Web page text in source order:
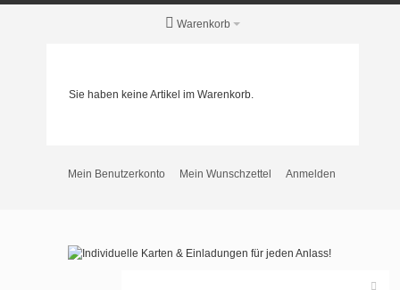
Warenkorb
Sie haben keine Artikel im Warenkorb.
Mein Benutzerkonto Mein Wunschzettel Anmelden